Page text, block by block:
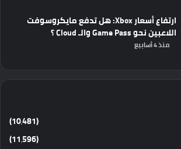
ارتفاع أسعار Xbox: هل تدفع مايكروسوفت
اللاعبين نحو Game Pass والـ Cloud ؟
منذ 4 أسابيع
(10٬481)
(11٬596)